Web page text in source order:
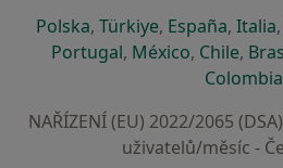
Polskase otevře v nové
, Türkiyese otevře v
, Españase
, Italia,
Portugalse otevře v nové
, Méxicose otevře
, Chilese
,
Colombia
NAŘÍZENÍ (EU) 2022/2065
uživatelů/měsíc -